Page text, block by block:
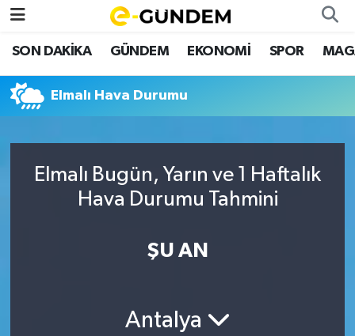
SON DAKİKA GÜNDEM EKONOMİ SPOR
Elmalı Hava Durumu
Elmalı Bugün, Yarın ve 1 Haftalık
Hava Durumu Tahmini
ŞU AN
Antalya
SON DAKİKA
GÜNDEM
EKONOMİ
SPOR
Nöbetçi Eczaneler
Hava Durumu
Namaz Vakitleri
Trafik Durumu